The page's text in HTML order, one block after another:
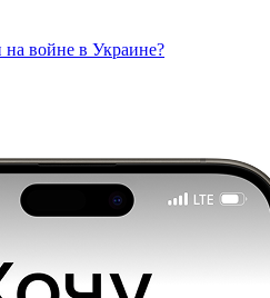
войне в Украине?